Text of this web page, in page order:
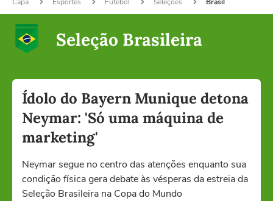
Seleção Brasileira
Ídolo do Bayern Munique detona
Neymar: 'Só uma máquina de
marketing'
Neymar segue no centro das atenções enquanto sua
condição física gera debate às vésperas da estreia da
Seleção Brasileira na Copa do Mundo